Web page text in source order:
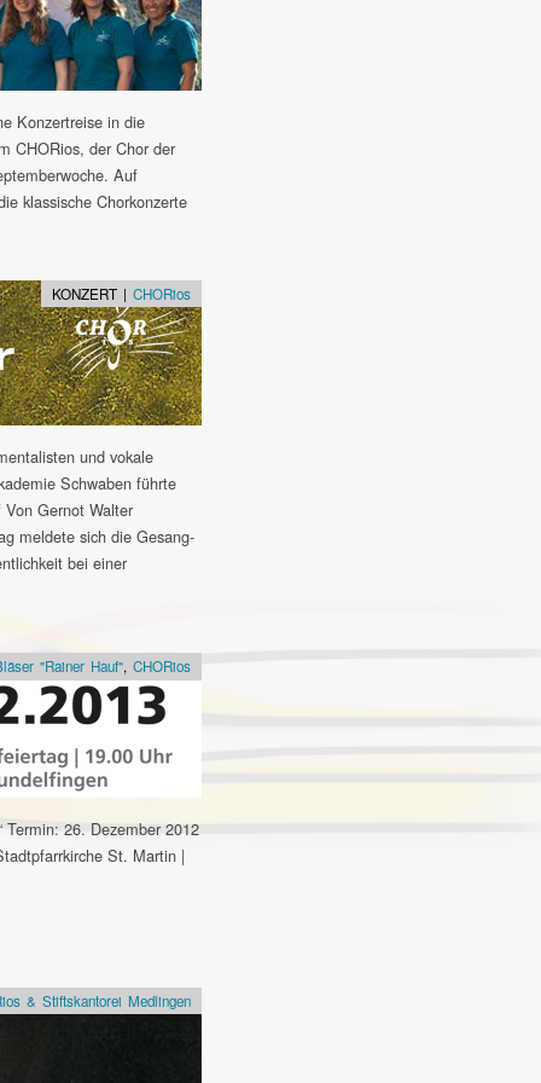
Konzertreise in die
CHORios, der Chor der
Auf
klassische Chorkonzerte
KONZERT |CHORios
und vokale
Schwaben führte
Gernot Walter
meldete sich die Gesang-
bei einer
"Rainer Hauf",CHORios
26. Dezember 2012
St. Martin |
& Stiftskantorei Medlingen